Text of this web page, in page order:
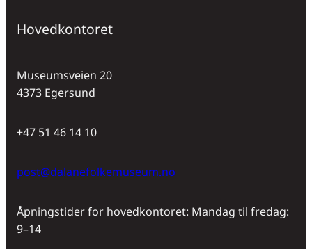
Hovedkontoret
Museumsveien 20
4373 Egersund
+47 51 46 14 10
post@dalanefolkemuseum.no
Åpningstider for hovedkontoret: Mandag til fredag:
9–14